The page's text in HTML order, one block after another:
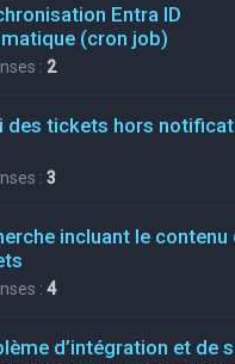
Entra ID
(cron job)
: 2
des tickets hors
: 3
incluant le contenu
: 4
d’intégration et de